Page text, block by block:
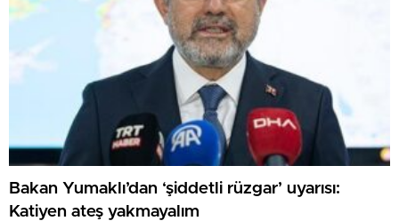
Bakan Yumaklı’dan ‘şiddetli rüzgar’ uyarısı:
Katiyen ateş yakmayalım